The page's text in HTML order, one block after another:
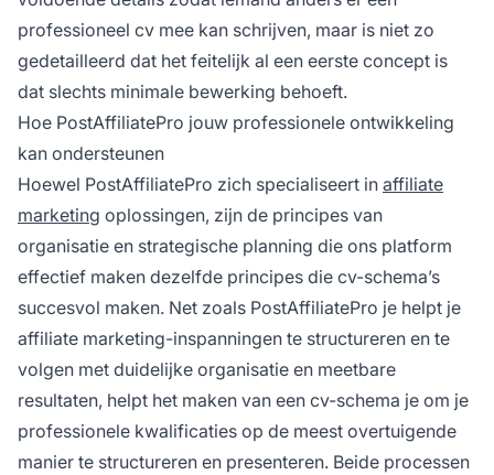
professioneel cv mee kan schrijven, maar is niet zo
gedetailleerd dat het feitelijk al een eerste concept is
dat slechts minimale bewerking behoeft.
Hoe PostAffiliatePro jouw professionele ontwikkeling
kan ondersteunen
Hoewel PostAffiliatePro zich specialiseert in affiliate
marketing oplossingen, zijn de principes van
organisatie en strategische planning die ons platform
effectief maken dezelfde principes die cv-schema’s
succesvol maken. Net zoals PostAffiliatePro je helpt je
affiliate marketing-inspanningen te structureren en te
volgen met duidelijke organisatie en meetbare
resultaten, helpt het maken van een cv-schema je om je
professionele kwalificaties op de meest overtuigende
manier te structureren en presenteren. Beide processen